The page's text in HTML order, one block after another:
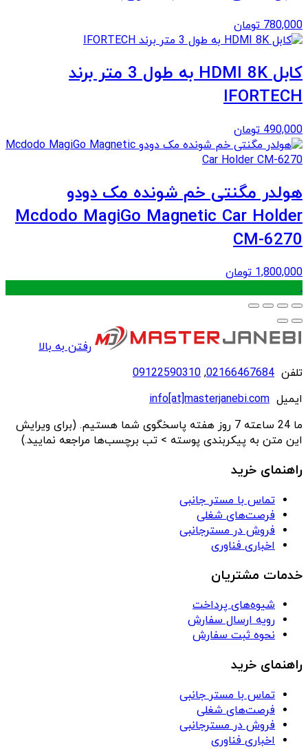
780,000 تومان
کابل HDMI 8K به طول 3 متر برند
IFORTECH
490,000 تومان
هولدر مگنتی خم شونده مک دودو
Mcdodo MagiGo Magnetic Car Holder
CM-6270
1,800,000 تومان
.
رفتن به بالا
تلفن 02166467684
,
09122590310
ایمیل info[at]masterjanebi.com
ما 24 ساعته 7 روز هفته پاسخگوی شما هستیم. (برای ویرایش
این متن به پیکربندی پوسته > تب برچسب‌ها مراجعه نمایید.)
راهنمای خرید
تماس با مستر جانبی
فرصت‌های شغلی
فروش در مسترجانبی
اخباری فناوری
خدمات مشتریان
شیوه‌های پرداخت
رویه ارسال سفارش
نحوه ثبت سفارش
راهنمای خرید
تماس با مستر جانبی
فرصت‌های شغلی
فروش در مسترجانبی
اخباری فناوری